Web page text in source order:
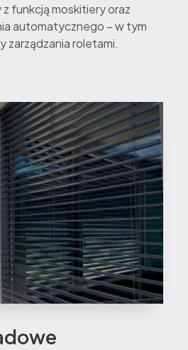
funkcją moskitiery oraz
automatycznego – w tym
zarządzania roletami.